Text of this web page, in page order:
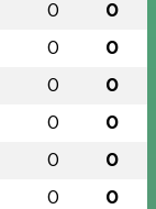
0 0
0 0
0 0
0 0
0 0
0 0